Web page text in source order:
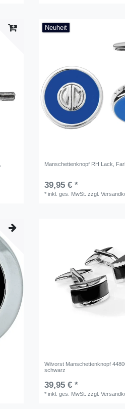
Neuheit
Manschettenknopf RH Lack ,
39,95 € *
*inkl. ges. MwSt. zzgl.
Wilvorst Manschettenknopf
schwarz
39,95 € *
*inkl. ges. MwSt. zzgl.